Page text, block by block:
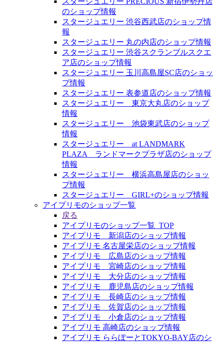
のショップ情報
スタージュエリー 渋谷西武店のショップ情
報
スタージュエリー 丸の内店のショップ情報
スタージュエリー 渋谷スクランブルスクエ
ア店のショップ情報
スタージュエリー 玉川高島屋SC店のショッ
プ情報
スタージュエリー 表参道店のショップ情報
スタージュエリー 東京大丸店のショップ
情報
スタージュエリー 池袋東武店のショップ
情報
スタージュエリー at LANDMARK
PLAZA ランドマークプラザ店のショップ
情報
スタージュエリー 横浜高島屋店のショッ
プ情報
スタージュエリー GIRL+のショップ情報
アイプリモのショップ一覧
戻る
アイプリモのショップ一覧_TOP
アイプリモ 新潟店のショップ情報
アイプリモ 名古屋栄店のショップ情報
アイプリモ 広島店のショップ情報
アイプリモ 宮崎店のショップ情報
アイプリモ 大分店のショップ情報
アイプリモ 鹿児島店のショップ情報
アイプリモ 長崎店のショップ情報
アイプリモ 佐賀店のショップ情報
アイプリモ 小倉店のショップ情報
アイプリモ 高崎店のショップ情報
アイプリモ ららぽーとTOKYO-BAY店のシ